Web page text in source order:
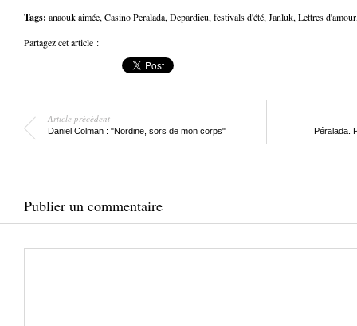
Tags: anaouk aimée, Casino Peralada, Depardieu, festivals d'été, Janluk, Lettres d'amour
Partagez cet article :
Article précédent
Daniel Colman : "Nordine, sors de mon corps" Péralada.
Publier un commentaire